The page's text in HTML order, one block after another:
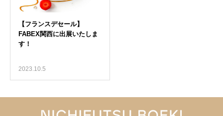
2023.10.5